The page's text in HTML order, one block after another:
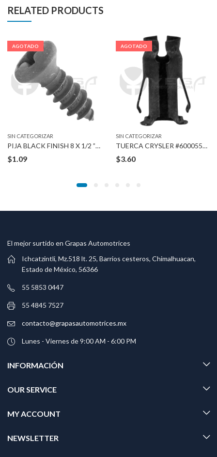
RELATED PRODUCTS
AGOTADO
SIN CATEGORIZAR
PIJA BLACK FINISH 8 X 1/2 ” #6
$1.09
AGOTADO
SIN CATEGORIZAR
TUERCA CRYSLER #6000558 3/16″ STUD
$3.60
El mejor surtido en Grapas Automotrices
Ichcatzintli, Mz.518 lt. 25, Barrios cesteros, Chimalhuacan,
Estado de México, 56366
55 5853 0447
55 4845 7527
contacto@grapasautomotrices.mx
Lunes - Viernes de 9:00 AM - 6:00 PM
INFORMACIÓN
OUR SERVICE
MY ACCOUNT
NEWSLETTER